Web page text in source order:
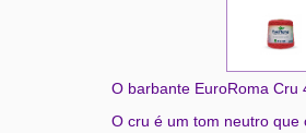
O barbante EuroRoma Cru
O cru é um tom neutro que